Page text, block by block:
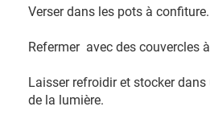
Verser dans les pots à confiture.
Refermer avec des couvercles
Laisser refroidir et stocker dans
de la lumière.